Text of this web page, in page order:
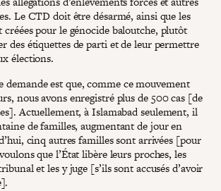
Le CTD doit être désarmé, ainsi que les
pour le génocide baloutche, plutôt
des étiquettes de parti et de leur permettre
élections.
est que, comme ce mouvement
nous avons enregistré plus de 500 cas [de
Actuellement, à Islamabad seulement, il
de familles, augmentant de jour en
cinq autres familles sont arrivées [pour
que l’État libère leurs proches, les
et les y juge [s’ils sont accusés d’avoir